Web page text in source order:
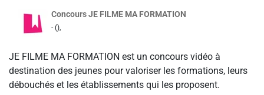
Concours JE FILME MA FORMATION
- (),
JE FILME MA FORMATION est un concours vidéo à
destination des jeunes pour valoriser les formations, leurs
débouchés et les établissements qui les proposent.